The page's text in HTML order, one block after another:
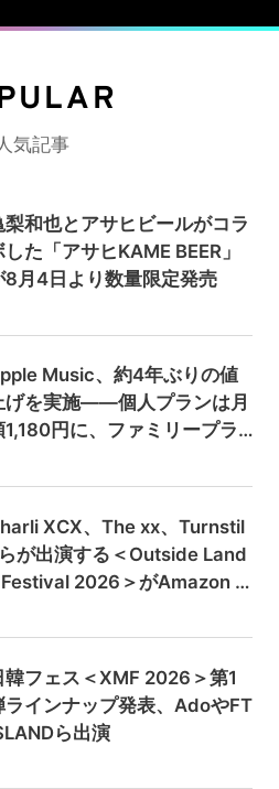
人気記事
梨和也とアサヒビールがコラ
した「アサヒKAME BEER」
8月4日より数量限定発売
Music、約4年ぶりの値
げを実施——個人プランは月
1,180円に、ファミリープラ
XCX、The xx、Turnstil
が出演する＜Outside Land
2026＞がAmazon M
配信
韓フェス＜XMF 2026＞第1
ラインナップ発表、AdoやFT
ら出演